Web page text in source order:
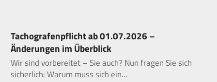
Tachografenpflicht ab 01.07.2026 –
Änderungen im Überblick
Wir sind vorbereitet – Sie auch? Nun fragen Sie sich
sicherlich: Warum muss sich ein…